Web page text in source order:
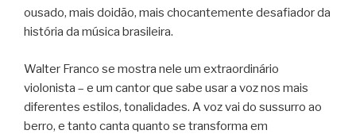
ousado, mais doidão, mais chocantemente desafiador da
história da música brasileira.
Walter Franco se mostra nele um extraordinário
violonista – e um cantor que sabe usar a voz nos mais
diferentes estilos, tonalidades. A voz vai do sussurro ao
berro, e tanto canta quanto se transforma em